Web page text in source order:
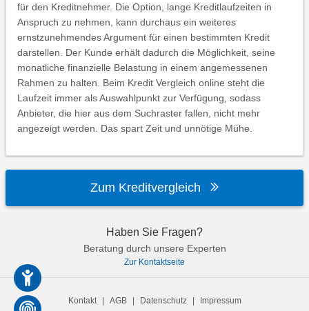
für den Kreditnehmer. Die Option, lange Kreditlaufzeiten in
Anspruch zu nehmen, kann durchaus ein weiteres
ernstzunehmendes Argument für einen bestimmten Kredit
darstellen. Der Kunde erhält dadurch die Möglichkeit, seine
monatliche finanzielle Belastung in einem angemessenen
Rahmen zu halten. Beim Kredit Vergleich online steht die
Laufzeit immer als Auswahlpunkt zur Verfügung, sodass
Anbieter, die hier aus dem Suchraster fallen, nicht mehr
angezeigt werden. Das spart Zeit und unnötige Mühe.
Zum Kreditvergleich
Haben Sie Fragen?
Beratung durch unsere Experten
Zur Kontaktseite
Kontakt AGB Datenschutz Impressum